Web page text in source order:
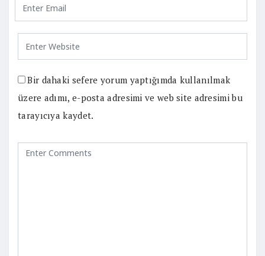
Bir dahaki sefere yorum yaptığımda kullanılmak
üzere adımı, e-posta adresimi ve web site adresimi bu
tarayıcıya kaydet.